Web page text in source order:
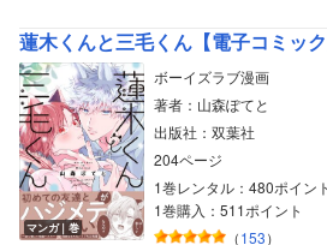
蓮木くんと三毛くん【電子コミッ
マンガ｜巻
ボーイズラブ漫画
著者：山森ぽてと
出版社：双葉社
204ページ
1巻レンタル：480ポイント
1巻購入：511ポイント
（153）